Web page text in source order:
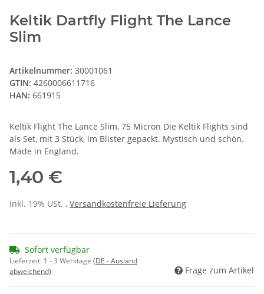
Keltik Dartfly Flight The Lance
Slim
Artikelnummer: 30001061
GTIN: 4260006611716
HAN: 661915
Keltik Flight The Lance Slim, 75 Micron Die Keltik Flights sind
als Set, mit 3 Stück, im Blister gepackt. Mystisch und schön.
Made in England.
1,40 €
inkl. 19% USt. , Versandkostenfreie Lieferung
Sofort verfügbar
Lieferzeit: 1 - 3 Werktage (DE - Ausland
abweichend)
Frage zum Artikel